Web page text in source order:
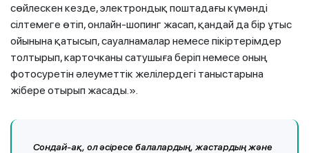
сөйлескен кезде, электрондық поштадағы күмәнді
сілтемеге өтіп, онлайн-шопинг жасап, қандай да бір ұтыс
ойынына қатысып, сауалнамалар немесе пікіртерімдер
толтырып, карточканы сатушыға беріп немесе оның
фотосуретін әлеуметтік желілердегі таныстарына
жібере отырып жасады.».
Сондай-ақ, ол әсіресе балалардың, жастардың және